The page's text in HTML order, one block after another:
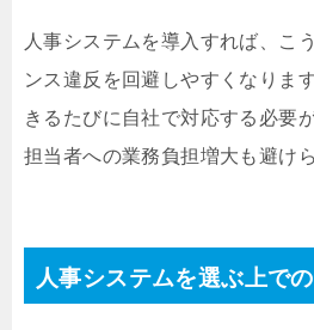
人事システムを導入すれば、こ
ンス違反を回避しやすくなりま
きるたびに自社で対応する必要
担当者への業務負担増大も避け
人事システムを選ぶ上で